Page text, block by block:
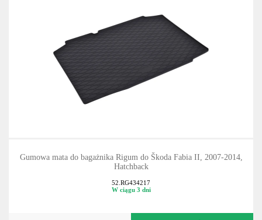
Gumowa mata do bagażnika Rigum do Škoda Fabia II, 2007-2014,
Hatchback
52.RG434217
W ciągu 3 dni